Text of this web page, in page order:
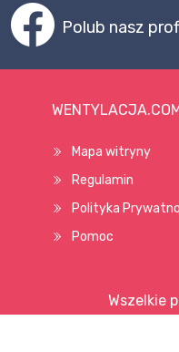
Polub nasz
Mapa witryny
Regulamin
Polityka
Pomoc
Wszelkie